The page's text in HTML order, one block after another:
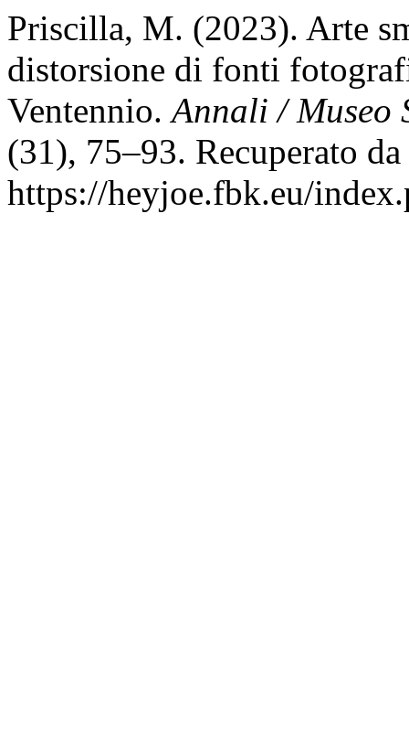
Priscilla, M. (2023). Arte
distorsione di fonti
Ventennio.Annali / Museo
(31), 75–93. Recuperato da
https://heyjoe.fbk.eu/